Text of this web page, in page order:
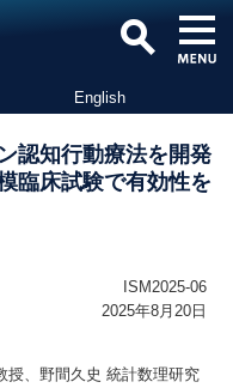
English
認知行動療法を開発
臨床試験で有効性を
ISM2025-06
2025年8月20日
、野間久史 統計数理研究